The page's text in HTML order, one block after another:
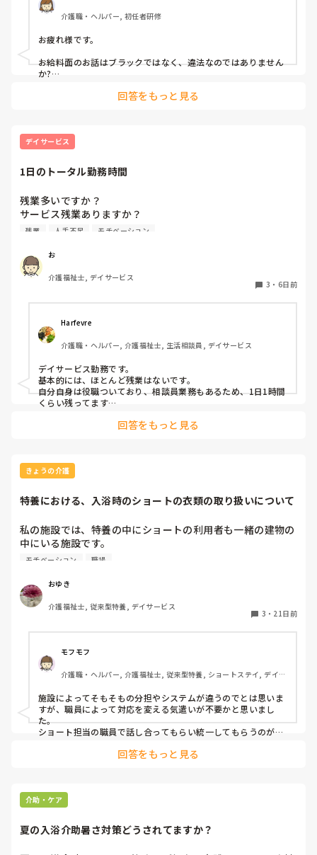
あとスタンドのライングループから久々に(1年ぶりぐらい)
ラインが届いて見ると前の店長の個人ラインと何故か自分が
グループから強制的に外されてた事に気がつく。仲の良いス
タッフに、こっそり聞いてみたら「副店長がグループライン
って、まだあるの？」から始まったらしくメンバーを見て前
しない自分をグループから外したらしい。訳ありで今は来て
嫌がらせにしか思えなくなってしまった。詳しい理由は別に
してブラックに思えてしまいます。
介護職・ヘルパー, 初任者研修
お疲れ様です。
お給料面のお話はブラックではなく、違法なのではありません
か?
回答をもっと見る
デイサービス
1日のトータル勤務時間
残業多いですか？
サービス残業ありますか？
1日に何時間くらい働いていますか？
残業 人手不足 モチベーション
お
介護福祉士, デイサービス
3 ・ 6日前
Harfevre
介護職・ヘルパー, 介護福祉士, 生活相談員, デイサービス
デイサービス勤務です。
基本的には、ほとんど残業はないです。
自分自身は役職ついており、相談員業務もあるため、1日1時間
くらい残ってます…
回答をもっと見る
きょうの介護
特養における、入浴時のショートの衣類の取り扱いについて
私の施設では、特養の中にショートの利用者も一緒の建物の
中にいる施設です。
入浴時は特養の利用者からショート利用者の順に入浴してい
ショート利用者の衣類が入ったかごから、入浴後に使うカゴ
に衣類をセッティングしていましたが、SS担当の職員の人
によっては、セッティングしないようにして欲しいという職
守り付きで、脱げばすぐに風呂場に連れて行ける状況なのに
腑に落ちません。どう解消すればいいか悩みます。ショート
経験のある方、今後、改善できる所や、なんで❓が言えるよ
うになりたいです。アドバイス下さい🙇‍♀️
モチベーション 職場
おゆき
介護福祉士, 従来型特養, デイサービス
3 ・ 21日前
モフモフ
介護職・ヘルパー, 介護福祉士, 従来型特養, ショートステイ, デイサ
施設によってそもそもの分担やシステムが違うのでとは思いま
すが、職員によって対応を変える気遣いが不要かと思いまし
た。
ショート担当の職員で話し合ってもらい統一してもらうのがい
物の見方はそれぞれあるのでどちらが正しいとかではなく、誰
回答をもっと見る
介助・ケア
夏の入浴介助暑さ対策どうされてますか？